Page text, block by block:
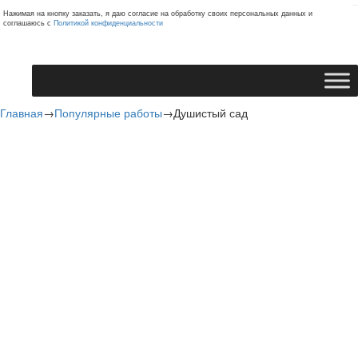
Нажимая на кнопку заказать, я даю согласие на обработку своих персональных данных и
соглашаюсь с Политикой конфиденциальности
Главная→Популярные работы→Душистый сад